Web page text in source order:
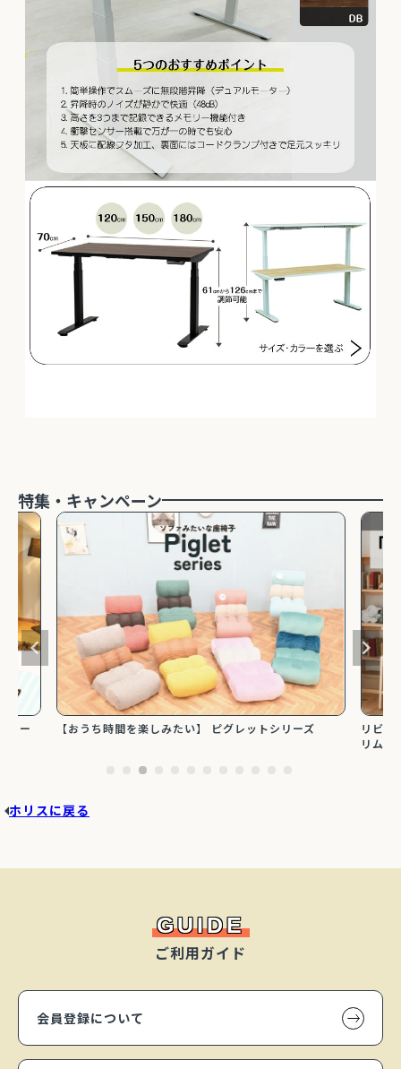
オー 【おうち時間を楽しみたい】 ピグレットシリーズ
リビン
リムタ
ホリスに戻る
GUIDE
ご利用ガイド
会員登録について